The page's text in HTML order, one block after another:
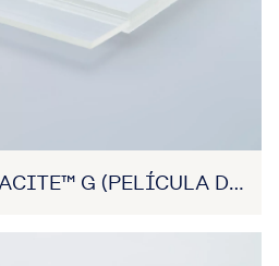
G (PELÍCULA DE